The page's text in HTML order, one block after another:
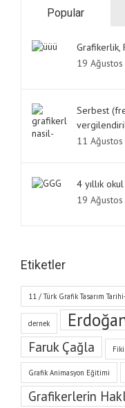
Popular
Grafikerlik,
19
Serbest
11
4 yıllık
19
Etiketler
11 / Türk Grafik Tasarım
dernek
Faruk Çağla
Grafik Animasyon Eğitimi
Grafikerlerin